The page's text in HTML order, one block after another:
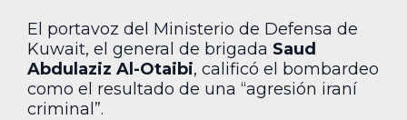
El portavoz del Ministerio de Defensa de
Kuwait, el general de brigada Saud
Abdulaziz Al-Otaibi, calificó el bombardeo
como el resultado de una “agresión iraní
criminal”.